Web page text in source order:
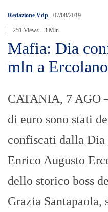
Redazione Vdp - 07/08/2019
251 Views 3 Min
Mafia: Dia
mln a
CATANIA, 7 AGO
di euro sono stati
confiscati dalla Dia
Enrico Augusto
dello storico boss
Grazia